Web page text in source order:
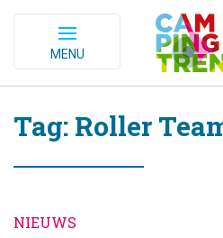
MENU
Tag: Roller
NIEUWS